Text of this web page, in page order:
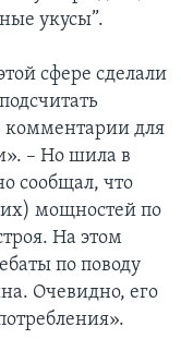
укусы”.
сфере сделали
комментарии для
– Но шила в
сообщал, что
мощностей по
На этом
по поводу
Очевидно, его